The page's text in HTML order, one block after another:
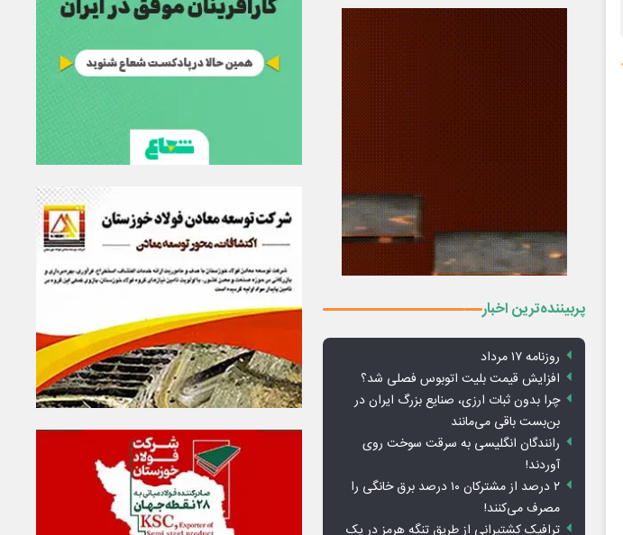
پربیننده‌ترین اخبار
روزنامه ۱۷ مرداد
افزایش قیمت بلیت اتوبوس فصلی شد؟
چرا بدون ثبات ارزی، صنایع بزرگ ایران در
بن‌بست باقی می‌مانند
رانندگان انگلیسی به سرقت سوخت روی
آوردند!
۲ درصد از مشترکان ۱۰ درصد برق خانگی را
مصرف می‌کنند!
ترافیک کشتیرانی از طریق تنگه هرمز در یک